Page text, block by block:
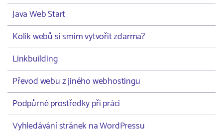
Java Web Start
Kolik webů si smím vytvořit zdarma?
Linkbuilding
Převod webu z jiného webhostingu
Podpůrné prostředky při práci
Vyhledávání stránek na WordPressu